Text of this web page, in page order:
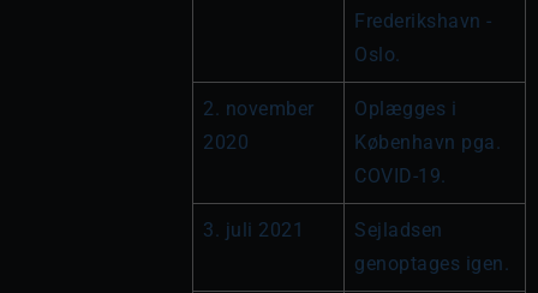
Frederikshavn -
Oslo.
2. november
2020
Oplægges i
København pga.
COVID-19.
3. juli 2021
Sejladsen
genoptages igen.